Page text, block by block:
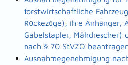
forstwirtschaftliche
Rückezüge), ihre Anhänger,
Gabelstapler, Mähdrescher)
nach § 70 StVZO beantragen
Ausnahmegenehmigung